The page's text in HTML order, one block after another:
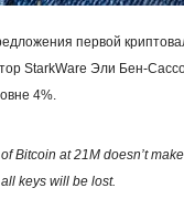
первой
StarkWare Эли Бен-
4%.
Bitcoin at 21M doesn’t
keys will be lost.